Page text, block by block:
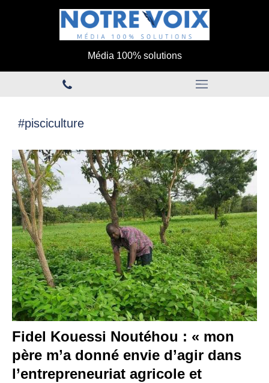
Média 100% solutions
#pisciculture
Fidel Kouessi Noutéhou : « mon
père m’a donné envie d’agir dans
l’entrepreneuriat agricole et